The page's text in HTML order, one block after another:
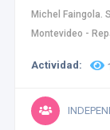
Michel Faingola.
Montevideo -
Actividad: